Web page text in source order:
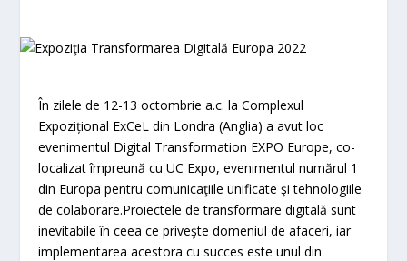
În zilele de 12-13 octombrie a.c. la Complexul
Expozițional ExCeL din Londra (Anglia) a avut loc
evenimentul Digital Transformation EXPO Europe, co-
localizat împreună cu UC Expo, evenimentul numărul 1
din Europa pentru comunicaţiile unificate şi tehnologiile
de colaborare.Proiectele de transformare digitală sunt
inevitabile în ceea ce priveşte domeniul de afaceri, iar
implementarea acestora cu succes este unul din